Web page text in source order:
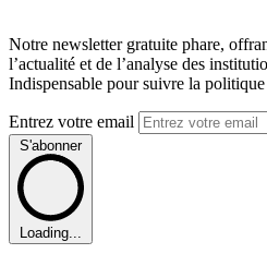
Notre newsletter gratuite phare,
l’actualité et de l’analyse des
Indispensable pour suivre la politique
Entrez votre email
S'abonner
Loading...